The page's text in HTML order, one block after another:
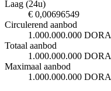
Laag (24u)
€ 0,00696549
Circulerend aanbod
1.000.000.000 DORA
Totaal aanbod
1.000.000.000 DORA
Maximaal aanbod
1.000.000.000 DORA